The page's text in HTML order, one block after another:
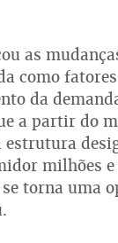
as
como
da
a partir do
milhões
torna uma